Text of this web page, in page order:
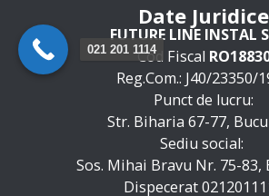
Date Juridice
FUTURE LINE INSTAL
Cod Fiscal
Reg.Com.: J40/23350/
Punct de lucru:
Str. Biharia 67-77,
Sediu social:
Sos. Mihai Bravu Nr. 75-83,
Dispecerat
021 201 1114